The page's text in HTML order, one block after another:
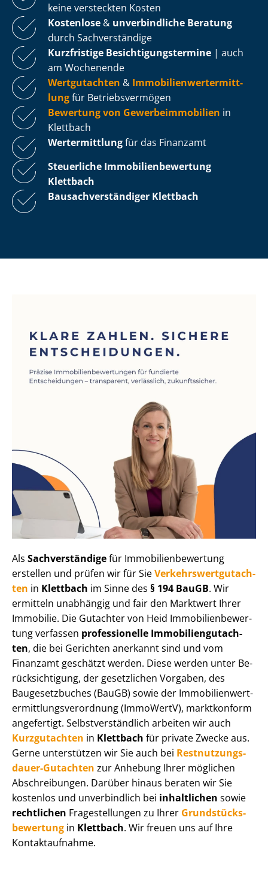
keine versteckten Kosten
Kostenlose & unverbindliche Beratung
durch Sachverständige
Kurzfristige Be­sich­ti­gungs­ter­mi­ne | auch
am Wochenende
Wertgutachten & Im­mo­bi­li­en­wert­ermitt­
lungfür Be­triebs­ver­mö­gen
Bewertung von Ge­wer­be­im­mo­bi­li­en in
Klettbach
Wertermittlungfür das Finanzamt
Steuerliche Im­mo­bi­li­en­be­wer­tung
Klettbach
Bau­sach­ver­stän­di­ger Klettbach
Als Sachverständigefür Im­mo­bi­li­en­be­wer­tung
erstellen und prüfen wir für SieVer­kehrs­wert­gut­ach­
ten in Klettbach im Sinne des § 194 BauGB. Wir
ermitteln unabhängig und fair den Marktwert Ihrer
Immobilie. Die Gutachter von Heid Im­mo­bi­li­en­be­wer­
tung verfassen professionelle Im­mo­bi­li­en­gut­ach­
ten, die bei Gerichten anerkannt sind und vom
Finanzamt geschätzt werden. Diese werden unter Be­
rück­sich­ti­gung, der gesetzlichen Vorgaben, des
Baugesetzbuches (BauGB) sowie der Im­mo­bi­li­en­wert­
ermitt­lungs­ver­ord­nung (ImmoWertV), marktkonform
angefertigt. Selbst­ver­ständ­lich arbeiten wir auch
Kurzgutachten in Klettbach für private Zwecke aus.
Gerne unterstützen wir Sie auch bei Rest­nut­zungs­
dau­er-Gutachten zur Anhebung Ihrer möglichen
Abschreibungen. Darüber hinaus beraten wir Sie
kostenlos und unverbindlich bei inhaltlichen sowie
rechtlichen Fragestellungen zu Ihrer Grund­stücks­
be­wer­tung in Klettbach. Wir freuen uns auf Ihre
Kontaktaufnahme.